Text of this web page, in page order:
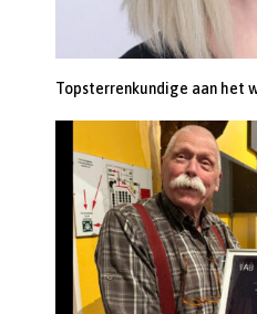
Topsterrenkundige aan het